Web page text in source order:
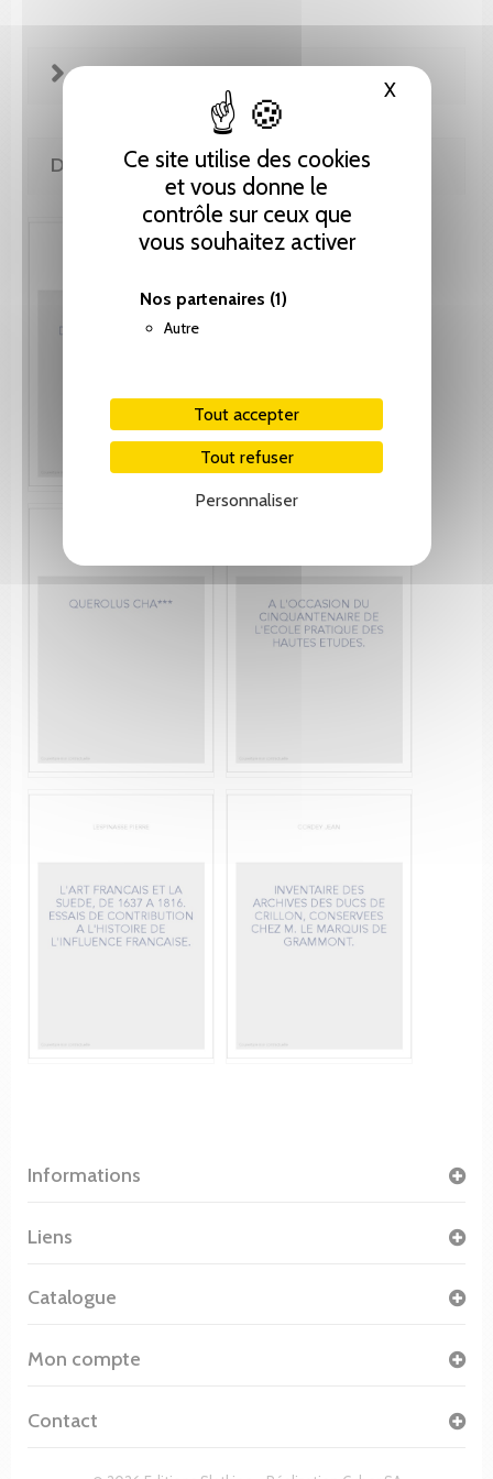
Ce site utilise des cookies
et vous donne le
contrôle sur ceux que
vous souhaitez activer
Nos partenaires (1)
Autre
Tout accepter
Tout refuser
Personnaliser
XMasquer
FICHE TECHNIQUE
DE LA MÊME COLLECTION
Informations
Liens
Catalogue
Mon compte
Contact